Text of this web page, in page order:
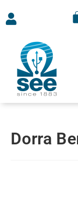
Dorra